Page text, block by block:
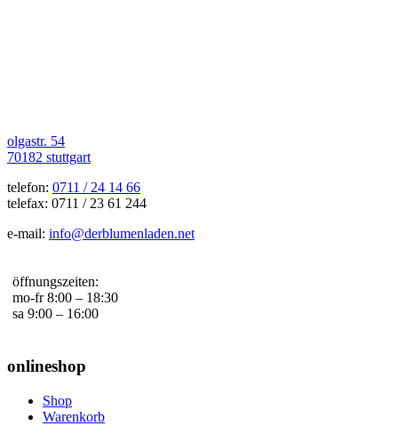
olgastr. 54
70182 stuttgart
telefon: 0711 / 24 14 66
telefax: 0711 / 23 61 244
e-mail: info@derblumenladen.net
öffnungszeiten:
mo-fr 8:00 – 18:30
sa 9:00 – 16:00
onlineshop
Shop
Warenkorb